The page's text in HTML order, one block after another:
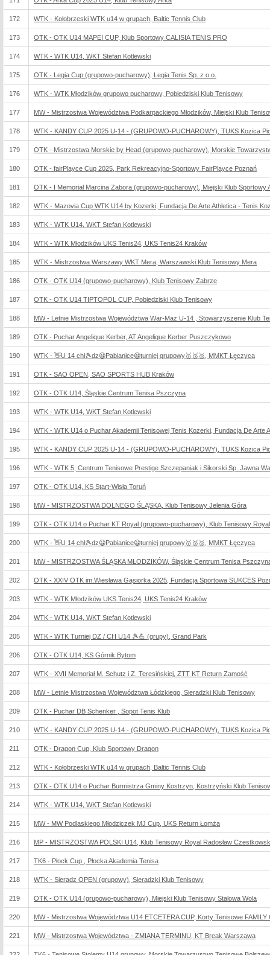
172 WTK - Kołobrzeski WTK u14 w grupach, Baltic Tennis Club
173 OTK - OTK U14 MAPEI CUP, Klub Sportowy CALISIA TENIS PRO
174 WTK - WTK U14, WKT Stefan Kotlewski
175 OTK - Legia Cup (grupowo-pucharowy), Legia Tenis Sp. z o.o.
176 WTK - WTK Młodzików grupowo pucharowy, Pobiedziski Klub Tenisowy
177 MW - Mistrzostwa Województwa Podkarpackiego Młodzików, Miejski Klub
178 WTK - KANDY CUP 2025 U-14 - (GRUPOWO-PUCHAROWY), TUKS Kozica
179 OTK - Mistrzostwa Morskie by Head (grupowo-pucharowy), Morskie
180 OTK - fairPlayce Cup 2025, Park Rekreacyjno-Sportowy FairPlayce Poznań
181 OTK - I Memoriał Marcina Zabora (grupowo-pucharowy), Miejski Klub Sportowy
182 WTK - Mazovia Cup WTK U14 by Kozerki, Fundacja De Arte Athletica - Tenis
183 WTK - WTK U14, WKT Stefan Kotlewski
184 WTK - WTK Młodzików UKS Tenis24, UKS Tenis24 Kraków
185 WTK - Mistrzostwa Warszawy WKT Mera, Warszawski Klub Tenisowy Mera
186 OTK - OTK U14 (grupowo-pucharowy), Klub Tenisowy Zabrze
187 OTK - OTK U14 TIPTOPOL CUP, Pobiedziski Klub Tenisowy
188 MW - Letnie Mistrzostwa Województwa War-Maz U-14 , Stowarzyszenie Klub
189 OTK - Puchar Angelique Kerber, AT Angelique Kerber Puszczykowo
190 WTK - 👋U 14 chł🎾dz😀Pabianice😀turniej grupowy🥇🥈🥉, MMKT Łęczyca
191 OTK - SAO OPEN, SAO SPORTS HUB Kraków
192 OTK - OTK U14, Śląskie Centrum Tenisa Pszczyna
193 WTK - WTK U14, WKT Stefan Kotlewski
194 WTK - WTK U14 o Puchar Akademii Tenisowej Tenis Kozerki, Fundacja De Arte
195 WTK - KANDY CUP 2025 U-14 - (GRUPOWO-PUCHAROWY), TUKS Kozica
196 WTK - WTK 5, Centrum Tenisowe Prestige Szczepaniak i Sikorski Sp. Jawna
197 OTK - OTK U14, KS Start-Wisła Toruń
198 MW - MISTRZOSTWA DOLNEGO ŚLĄSKA, Klub Tenisowy Jelenia Góra
199 OTK - OTK U14 o Puchar KT Royal (grupowo-pucharowy), Klub Tenisowy
200 WTK - 👋U 14 chł🎾dz😀Pabianice😀turniej grupowy🥇🥈🥉, MMKT Łęczyca
201 MW - MISTRZOSTWA ŚLĄSKA MŁODZIKÓW, Śląskie Centrum Tenisa
202 OTK - XXIV OTK im.Wiesława Gąsiorka 2025, Fundacja Sportowa SUKCES
203 WTK - WTK Młodzików UKS Tenis24, UKS Tenis24 Kraków
204 WTK - WTK U14, WKT Stefan Kotlewski
205 WTK - WTK Turniej DZ / CH U14 🎾💪 (grupy), Grand Park
206 OTK - OTK U14, KS Górnik Bytom
207 WTK - XVII Memoriał M. Schutz i Z. Teresińskiej, ZTT KT Return Zamość
208 MW - Letnie Mistrzostwa Województwa Łódzkiego, Sieradzki Klub Tenisowy
209 OTK - Puchar DB Schenker , Sopot Tenis Klub
210 WTK - KANDY CUP 2025 U-14 - (GRUPOWO-PUCHAROWY), TUKS Kozica
211 OTK - Dragon Cup, Klub Sportowy Dragon
212 WTK - Kołobrzeski WTK u14 w grupach, Baltic Tennis Club
213 OTK - OTK U14 o Puchar Burmistrza Gminy Kostrzyn, Kostrzyński Klub
214 WTK - WTK U14, WKT Stefan Kotlewski
215 MW - MW Podlaskiego Młodziczek MJ Cup, UKS Return Łomża
216 MP - MISTRZOSTWA POLSKI U14, Klub Tenisowy Royal Radosław
217 TK6 - Płock Cup , Płocka Akademia Tenisa
218 WTK - Sieradz OPEN (grupowy), Sieradzki Klub Tenisowy
219 OTK - OTK U14 (grupowo-pucharowy), Miejski Klub Tenisowy Stalowa Wola
220 MW - Mistrzostwa Województwa U14 ETCETERA CUP, Korty Tenisowe FAMILY
221 MW - Mistrzostwa Województwa - ZMIANA TERMINU, KT Break Warszawa